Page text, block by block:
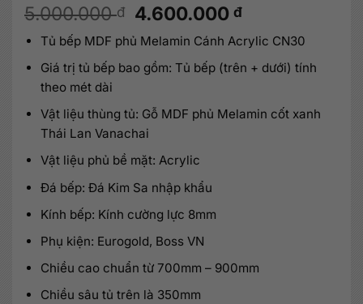
5.000.000đ
Giá
gốc
là:
5.000.000 đ.
4.600.000 đGiá
hiện
tại
là:
Tủ bếp MDF phủ Melamin Cánh Acrylic CN30
Giá trị tủ bếp bao gồm: Tủ bếp (trên + dưới) tính
theo mét dài
Vật liệu thùng tủ: Gỗ MDF phủ Melamin cốt xanh
Thái Lan Vanachai
Vật liệu phủ bề mặt: Acrylic
Đá bếp: Đá Kim Sa nhập khẩu
Kính bếp: Kính cường lực 8mm
Phụ kiện: Eurogold, Boss VN
Chiều cao chuẩn từ 700mm – 900mm
Chiều sâu tủ trên là 350mm